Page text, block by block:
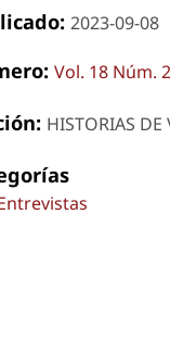
2023-09-08
Vol. 18 Núm.
HISTORIAS DE